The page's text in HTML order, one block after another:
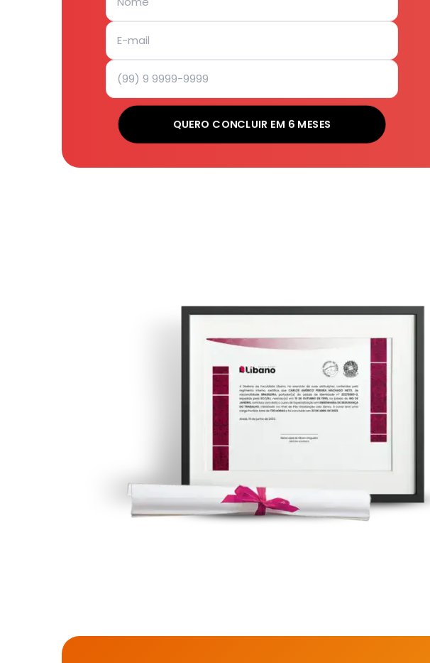
QUERO CONCLUIR EM 6 MESES